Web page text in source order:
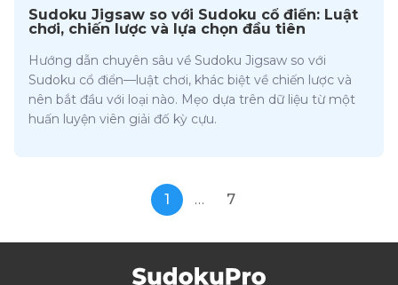
Sudoku Jigsaw so với Sudoku cổ điển: Luật
chơi, chiến lược và lựa chọn đầu tiên
Hướng dẫn chuyên sâu về Sudoku Jigsaw so với
Sudoku cổ điển—luật chơi, khác biệt về chiến lược và
nên bắt đầu với loại nào. Mẹo dựa trên dữ liệu từ một
huấn luyện viên giải đố kỳ cựu.
1 … 7